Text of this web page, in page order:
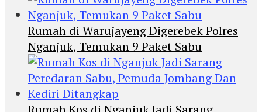
Rumah di Warujayeng Digerebek Polres
Nganjuk, Temukan 9 Paket Sabu